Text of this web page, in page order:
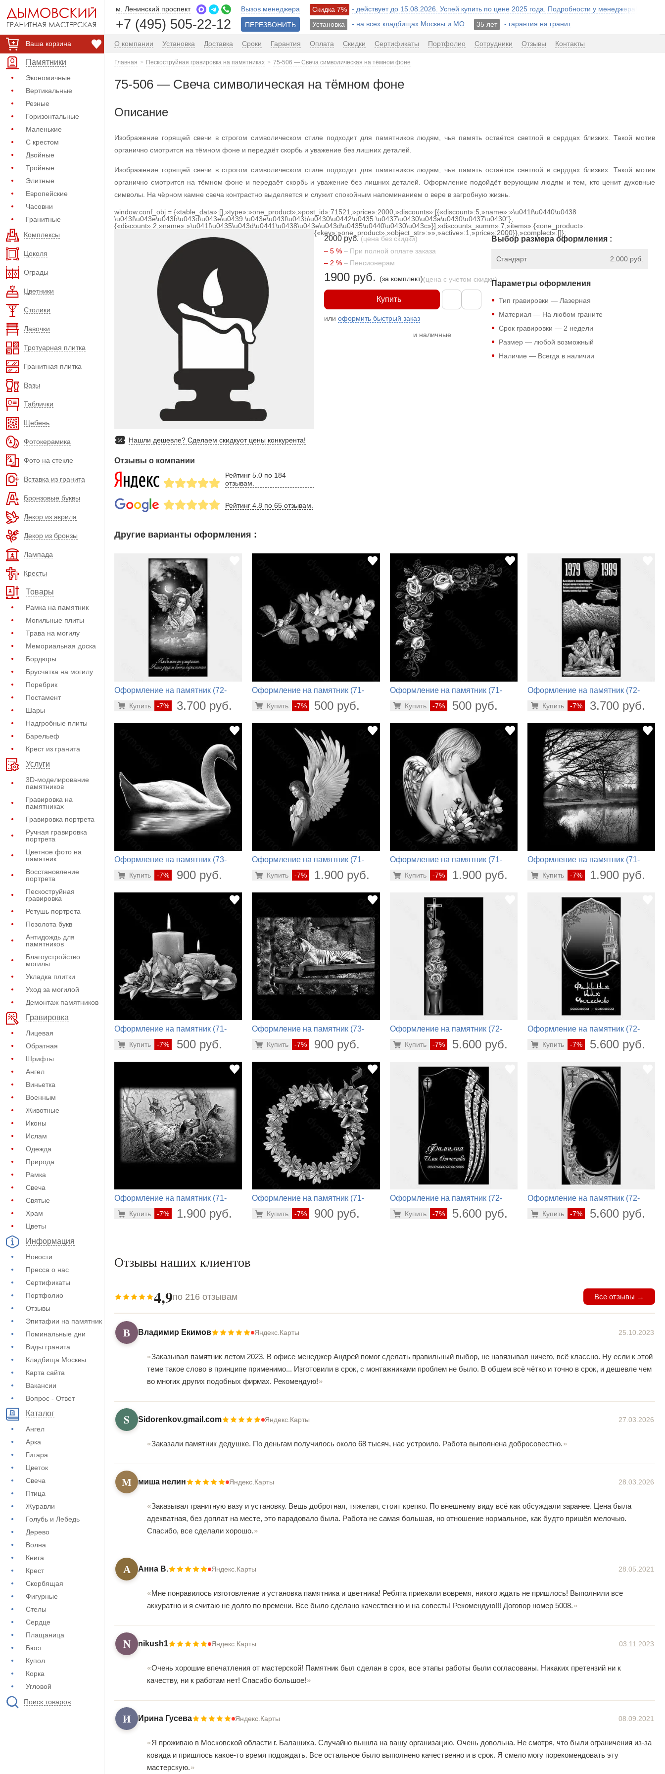
Ваша корзина
Памятники
Экономичные
Вертикальные
Резные
Горизонтальные
Маленькие
С крестом
Двойные
Тройные
Элитные
Европейские
Часовни
Гранитные
Комплексы
Цоколя
Ограды
Цветники
Столики
Лавочки
Тротуарная плитка
Гранитная плитка
Вазы
Таблички
Щебень
Фотокерамика
Фото на стекле
Вставка из гранита
Бронзовые буквы
Декор из акрила
Декор из бронзы
Лампада
Кресты
Товары
Рамка на памятник
Могильные плиты
Трава на могилу
Мемориальная доска
Бордюры
Брусчатка на могилу
Поребрик
Постамент
Шары
Надгробные плиты
Барельеф
Крест из гранита
Услуги
3D-моделирование
памятников
Гравировка на
памятниках
Гравировка портрета
Ручная гравировка
портрета
Цветное фото на
памятник
Восстановление
портрета
Пескоструйная
гравировка
Ретушь портрета
Позолота букв
Антидождь для
памятников
Благоустройство
могилы
Укладка плитки
Уход за могилой
Демонтаж памятников
Гравировка
Лицевая
Обратная
Шрифты
Ангел
Виньетка
Военным
Животные
Иконы
Ислам
Одежда
Природа
Рамка
Свеча
Святые
Храм
Цветы
Информация
Новости
Пресса о нас
Сертификаты
Портфолио
Отзывы
Эпитафии на памятник
Поминальные дни
Виды гранита
Кладбища Москвы
Карта сайта
Вакансии
Вопрос - Ответ
Каталог
Ангел
Арка
Гитара
Цветок
Свеча
Птица
Журавли
Голубь и Лебедь
Дерево
Волна
Книга
Крест
Скорбящая
Фигурные
Стелы
Сердце
Плащаница
Бюст
Купол
Корка
Угловой
Поиск товаров
м. Ленинский проспект
+7 (495) 505-22-12
Вызов менеджера
ПЕРЕЗВОНИТЬ
Скидка 7%
- действует до 15.08.2026. Успей купить по цене 2025 года. Подробности у менеджера!
Установка
- на всех кладбищах Москвы и МО 35 лет - гарантия на гранит
О компании Установка Доставка Сроки Гарантия Оплата Скидки Сертификаты Портфолио Сотрудники Отзывы Контакты
Главная Пескоструйная гравировка на памятниках 75-506 — Свеча символическая на тёмном фоне
75-506 — Свеча символическая на тёмном фоне
Описание
Изображение горящей свечи в строгом символическом стиле подходит для памятников людям, чья память остаётся светлой в сердцах близких. Такой мотив
органично смотрится на тёмном фоне и передаёт скорбь и уважение без лишних деталей.
Изображение горящей свечи в строгом символическом стиле подходит для памятников людям, чья память остаётся светлой в сердцах близких. Такой мотив
органично смотрится на тёмном фоне и передаёт скорбь и уважение без лишних деталей. Оформление подойдёт верующим людям и тем, кто ценит духовные
символы. На чёрном камне свеча контрастно выделяется и служит спокойным напоминанием о вере в загробную жизнь.
window.conf_obj = {«table_data»:[],»type»:»one_product»,»post_id»:71521,»price»:2000,»discounts»:[{«discount»:5,»name»:»\u041f\u0440\u0438
\u043f\u043e\u043b\u043d\u043e\u0439 \u043e\u043f\u043b\u0430\u0442\u0435 \u0437\u0430\u043a\u0430\u0437\u0430″},
{«discount»:2,»name»:»\u041f\u0435\u043d\u0441\u0438\u043e\u043d\u0435\u0440\u0430\u043c»}],»discounts_summ»:7,»items»:{«one_product»:
{«key»:»one_product»,»object_str»:»»,»active»:1,»price»:2000}},»complect»:[]};
Нашли дешевле? Сделаем скидкуот цены конкурента!
Отзывы о компании
Рейтинг 5.0 по 184
отзывам.
Рейтинг 4.8 по 65 отзывам.
2000 руб. (цена без скидки)
– 5 % – При полной оплате заказа
– 2 % – Пенсионерам
1900 руб. (за комплект)(цена с учетом скидки)
Купить
илиоформить быстрый заказ
и наличные
Выбор размера оформления :
2.000 руб.
Стандарт
Параметры оформления
Тип гравировки — Лазерная
Материал — На любом граните
Срок гравировки — 2 недели
Размер — любой возможный
Наличие — Всегда в наличии
Другие варианты оформления :
Оформление на памятник (72-
-7% 3.700 руб.
Купить
Оформление на памятник (71-
-7% 500 руб.
Купить
Оформление на памятник (71-
-7% 500 руб.
Купить
Оформление на памятник (72-
-7% 3.700 руб.
Купить
Оформление на памятник (73-
-7% 900 руб.
Купить
Оформление на памятник (71-
-7% 1.900 руб.
Купить
Оформление на памятник (71-
-7% 1.900 руб.
Купить
Оформление на памятник (71-
-7% 1.900 руб.
Купить
Оформление на памятник (71-
-7% 500 руб.
Купить
Оформление на памятник (73-
-7% 900 руб.
Купить
Оформление на памятник (72-
-7% 5.600 руб.
Купить
Оформление на памятник (72-
-7% 5.600 руб.
Купить
Оформление на памятник (71-
-7% 1.900 руб.
Купить
Оформление на памятник (71-
-7% 900 руб.
Купить
Оформление на памятник (72-
-7% 5.600 руб.
Купить
Оформление на памятник (72-
-7% 5.600 руб.
Купить
Отзывы наших клиентов
4,9по 216 отзывам Все отзывы →
В Владимир Екимов Яндекс.Карты 25.10.2023
Заказывал памятник летом 2023. В офисе менеджер Андрей помог сделать правильный выбор, не навязывал ничего, всё классно. Ну если к этой
теме такое слово в принципе применимо... Изготовили в срок, с монтажниками проблем не было. В общем всё чëтко и точно в срок, и дешевле чем
во многих других подобных фирмах. Рекомендую!
S Sidorenkov.gmail.com Яндекс.Карты 27.03.2026
Заказали памятник дедушке. По деньгам получилось около 68 тысяч, нас устроило. Работа выполнена добросовестно.
М миша нелин Яндекс.Карты 28.03.2026
Заказывал гранитную вазу и установку. Вещь добротная, тяжелая, стоит крепко. По внешнему виду всё как обсуждали заранее. Цена была
адекватная, без доплат на месте, это парадовало была. Работа не самая большая, но отношение нормальное, как будто пришёл мелочью.
Спасибо, все сделали хорошо.
А Анна В. Яндекс.Карты 28.05.2021
Мне понравилось изготовление и установка памятника и цветника! Ребята приехали вовремя, никого ждать не пришлось! Выполнили все
аккуратно и я считаю не долго по времени. Все было сделано качественно и на совесть! Рекомендую!!! Договор номер 5008.
N nikush1 Яндекс.Карты 03.11.2023
Очень хорошие впечатления от мастерской! Памятник был сделан в срок, все этапы работы были согласованы. Никаких претензий ни к
качеству, ни к работам нет! Спасибо большое!
И Ирина Гусева Яндекс.Карты 08.09.2021
Я проживаю в Московской области г. Балашиха. Случайно вышла на вашу организацию. Очень довольна. Не смотря, что были ограничения из-за
ковида и пришлось какое-то время подождать. Все остальное было выполнено качественно и в срок. Я смело могу порекомендовать эту
мастерскую.